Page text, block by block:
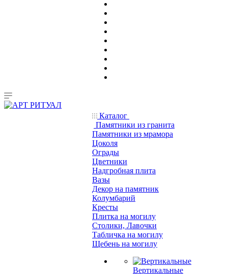
Каталог
Памятники из гранита
Памятники из мрамора
Цоколя
Ограды
Цветники
Надгробная плита
Вазы
Декор на памятник
Колумбарий
Кресты
Плитка на могилу
Столики, Лавочки
Табличка на могилу
Щебень на могилу
Вертикальные